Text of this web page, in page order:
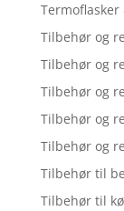
Tilbehør og
Tilbehør og
Tilbehør og
Tilbehør og
Tilbehør og
Tilbehør til
Tilbehør til